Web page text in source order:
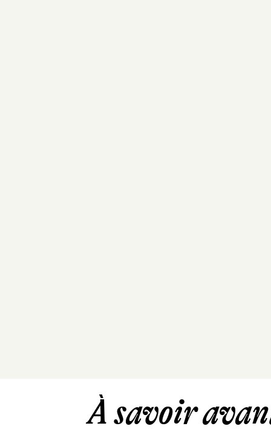
À savoir